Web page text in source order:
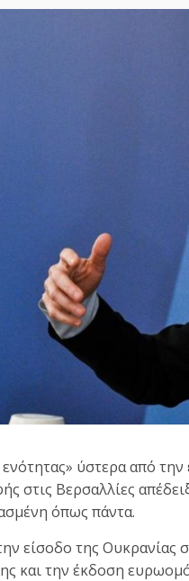
ύστερα από
Βερσαλλίες
όπως πάντα.
είσοδο της Ουκρανίας
και την έκδοση